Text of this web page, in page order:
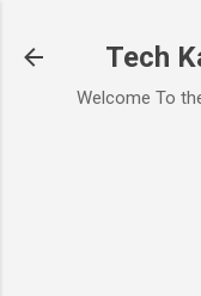
Tech
Welcome To